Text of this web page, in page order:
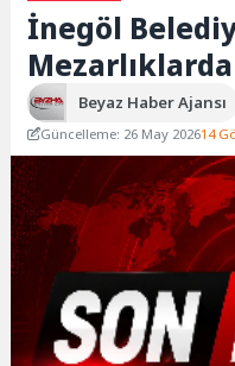
İnegöl
Beyaz Haber Ajansı
Güncelleme: 26 May 202614